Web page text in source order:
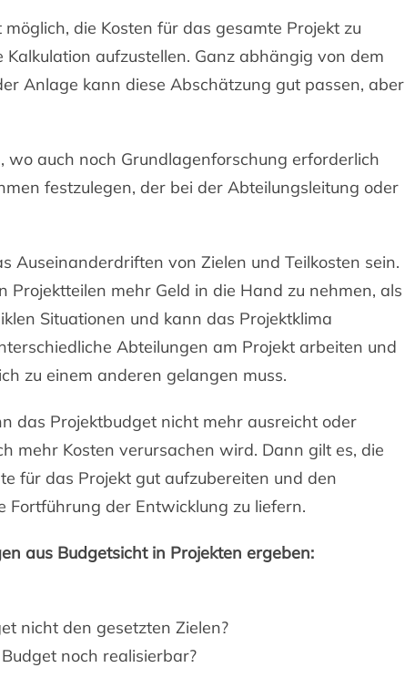
die Kosten für das gesamte Projekt zu
aufzustellen. Ganz abhängig von dem
Anlage kann diese Abschätzung gut passen, aber
wo auch noch Grundlagenforschung erforderlich
festzulegen, der bei der Abteilungsleitung oder
Auseinanderdriften von Zielen und Teilkosten sein.
Projektteilen mehr Geld in die Hand zu nehmen, als
Situationen und kann das Projektklima
Abteilungen am Projekt arbeiten und
zu einem anderen gelangen muss.
das Projektbudget nicht mehr ausreicht oder
mehr Kosten verursachen wird. Dann gilt es, die
für das Projekt gut aufzubereiten und den
der Entwicklung zu liefern.
aus Budgetsicht in Projekten ergeben:
nicht den gesetzten Zielen?
noch realisierbar?